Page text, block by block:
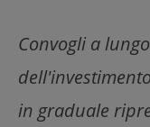
Convogli a
in graduale